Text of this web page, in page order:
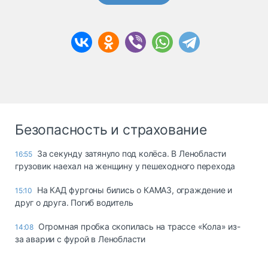
Безопасность и страхование
16:55 За секунду затянуло под колёса. В Ленобласти
грузовик наехал на женщину у пешеходного перехода
15:10
На КАД фургоны бились о КАМАЗ, ограждение и
друг о друга. Погиб водитель
14:08 Огромная пробка скопилась на трассе «Кола» из-
за аварии с фурой в Ленобласти